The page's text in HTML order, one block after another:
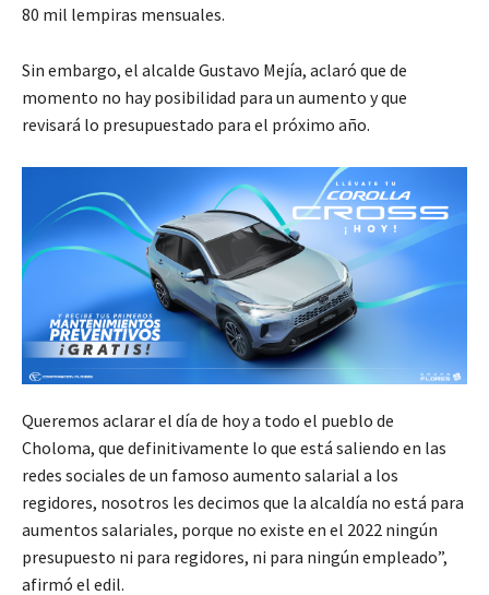
80 mil lempiras mensuales.
Sin embargo, el alcalde Gustavo Mejía, aclaró que de
momento no hay posibilidad para un aumento y que
revisará lo presupuestado para el próximo año.
Queremos aclarar el día de hoy a todo el pueblo de
Choloma, que definitivamente lo que está saliendo en las
redes sociales de un famoso aumento salarial a los
regidores, nosotros les decimos que la alcaldía no está para
aumentos salariales, porque no existe en el 2022 ningún
presupuesto ni para regidores, ni para ningún empleado”,
afirmó el edil.